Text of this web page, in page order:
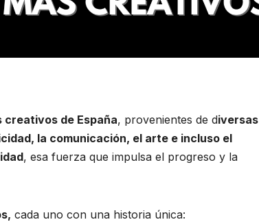
creativos de España, provenientes de diversas
la comunicación, el arte e incluso el
, esa fuerza que impulsa el progreso y la
cada uno con una historia única: